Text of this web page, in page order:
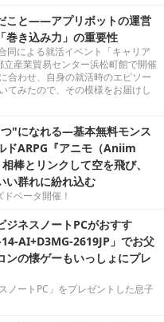
こと――アプリボットの運営
巻き込み力」の重要性
による就活イベント「キャリア
産業貿易センター浜松町館で開催
合わせ、自身の就活時のエピソー
てみたので、その模様をお届けし
"になれる―基本無料モンス
ドARPG『アニモ（Aniim
棒とリンクして空を飛び、
い群れに紛れ込む
ベータ開催！
ジネスノートPCがおすす
AI+D3MG-2619JP」でお父
ンの懐ゲーもいっしょにプレ
ノートPC」をプレゼントした息子